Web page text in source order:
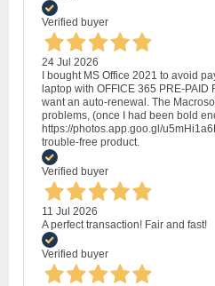
Verified buyer
24 Jul 2026
I bought MS Office 2021 to avoid
laptop with OFFICE 365 PRE-PAID
want an auto-renewal. The
problems, (once I had been bold
https://photos.app.goo.gl/
trouble-free product.
Verified buyer
11 Jul 2026
A perfect transaction! Fair and fast!
Verified buyer